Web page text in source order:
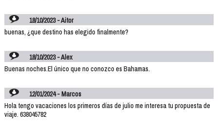
18/10/2023 - Aitor
buenas, ¿que destino has elegido finalmente?
18/10/2023 - Alex
Buenas noches.El único que no conozco es Bahamas.
12/01/2024 - Marcos
Hola tengo vacaciones los primeros días de julio me interesa tu propuesta de
viaje. 638045782